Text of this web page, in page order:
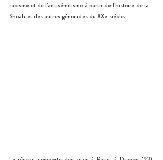
racisme et de l’antisémitisme à partir de l’histoire de la
Shoah et des autres génocides du XXe siècle.